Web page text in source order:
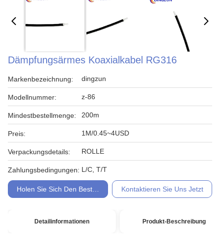
Dämpfungsärmes Koaxialkabel RG316
Markenbezeichnung: dingzun
Modellnummer: z-86
Mindestbestellmenge: 200m
Preis: 1M/0.45~4USD
Verpackungsdetails: ROLLE
Zahlungsbedingungen: L/C, T/T
Holen Sie Sich Den Besten Preis Kontaktieren Sie Uns Jetzt
Detailinformationen Produkt-Beschreibung